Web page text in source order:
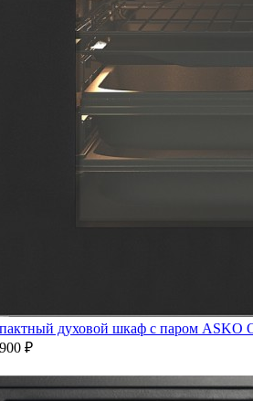
духовой шкаф с паром ASKO
₽